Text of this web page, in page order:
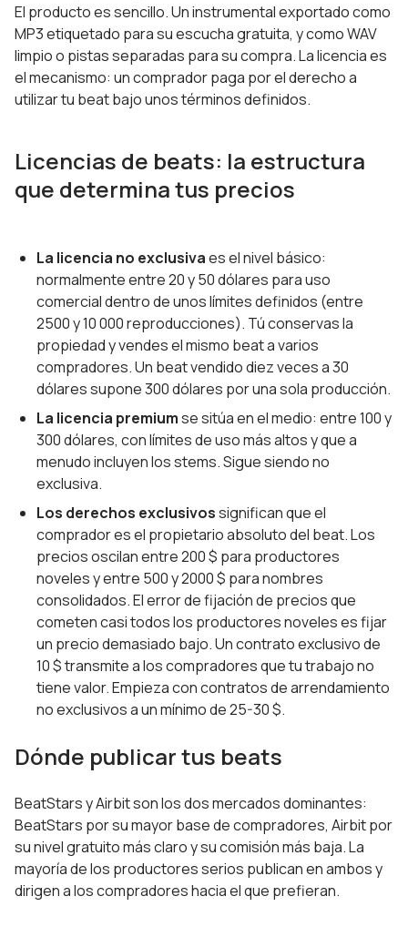
El producto es sencillo. Un instrumental exportado como
MP3 etiquetado para su escucha gratuita, y como WAV
limpio o pistas separadas para su compra. La licencia es
el mecanismo: un comprador paga por el derecho a
utilizar tu beat bajo unos términos definidos.
Licencias de beats: la estructura
que determina tus precios
La licencia no exclusivaes el nivel básico:
normalmente entre 20 y 50 dólares para uso
comercial dentro de unos límites definidos (entre
2500 y 10 000 reproducciones). Tú conservas la
propiedad y vendes el mismo beat a varios
compradores. Un beat vendido diez veces a 30
dólares supone 300 dólares por una sola producción.
La licencia premiumse sitúa en el medio: entre 100 y
300 dólares, con límites de uso más altos y que a
menudo incluyen los stems. Sigue siendo no
exclusiva.
Los derechos exclusivossignifican que el
comprador es el propietario absoluto del beat. Los
precios oscilan entre 200 $ para productores
noveles y entre 500 y 2000 $ para nombres
consolidados. El error de fijación de precios que
cometen casi todos los productores noveles es fijar
un precio demasiado bajo. Un contrato exclusivo de
10 $ transmite a los compradores que tu trabajo no
tiene valor. Empieza con contratos de arrendamiento
no exclusivos a un mínimo de 25-30 $.
Dónde publicar tus beats
BeatStars y Airbit son los dos mercados dominantes:
BeatStars por su mayor base de compradores, Airbit por
su nivel gratuito más claro y su comisión más baja. La
mayoría de los productores serios publican en ambos y
dirigen a los compradores hacia el que prefieran.